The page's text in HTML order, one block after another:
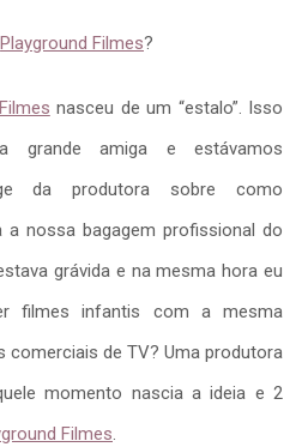
Playground Filmes?
nasceu de um “estalo”. Isso
grande amiga e estávamos
da produtora sobre como
a nossa bagagem profissional do
grávida e na mesma hora eu
filmes infantis com a mesma
comerciais de TV? Uma produtora
momento nascia a ideia e 2
Filmes.